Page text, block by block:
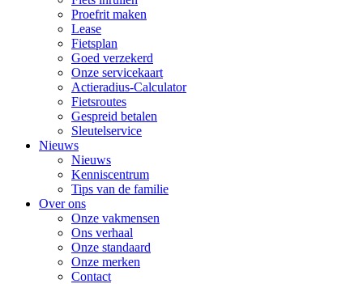
Proefrit maken
Lease
Fietsplan
Goed verzekerd
Onze servicekaart
Actieradius-Calculator
Fietsroutes
Gespreid betalen
Sleutelservice
Nieuws
Nieuws
Kenniscentrum
Tips van de familie
Over ons
Onze vakmensen
Ons verhaal
Onze standaard
Onze merken
Contact